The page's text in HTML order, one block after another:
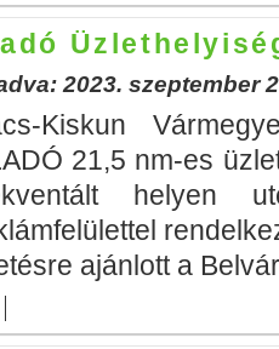
2023. szeptember
Kiskun
21,5 nm-es
helyen
ajánlott a